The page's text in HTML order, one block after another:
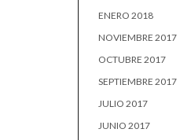
ENERO 2018
NOVIEMBRE 2017
OCTUBRE 2017
SEPTIEMBRE 2017
JULIO 2017
JUNIO 2017